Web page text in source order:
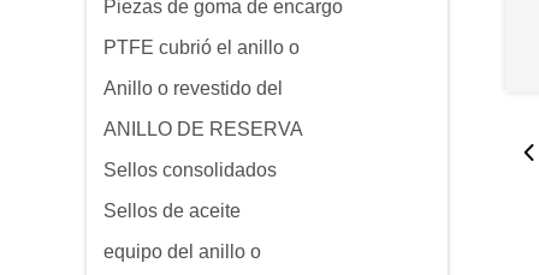
Piezas de goma de encargo
PTFE cubrió el anillo o
Anillo o revestido del
ANILLO DE RESERVA
Sellos consolidados
Sellos de aceite
equipo del anillo o